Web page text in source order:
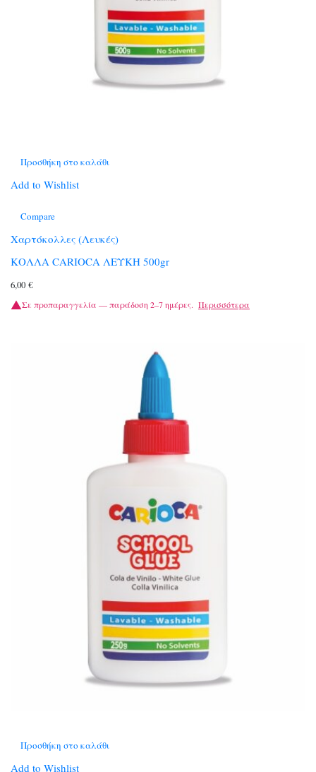
Προσθήκη στο καλάθι
Add to Wishlist
Compare
Χαρτόκολλες (Λευκές)
ΚΟΛΛΑ CARIOCA ΛΕΥΚΗ 500gr
6,00 €
Σε προπαραγγελία — παράδοση 2–7 ημέρες. Περισσότερα
Προσθήκη στο καλάθι
Add to Wishlist